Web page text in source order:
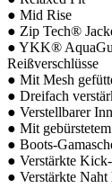
● Mid Rise
● Zip Tech®
● YKK®
Reißverschlüsse
● Mit Mesh
● Dreifach
● Verstellbarer
● Mit
● Boots-
● Verstärkte
● Verstärkte Naht